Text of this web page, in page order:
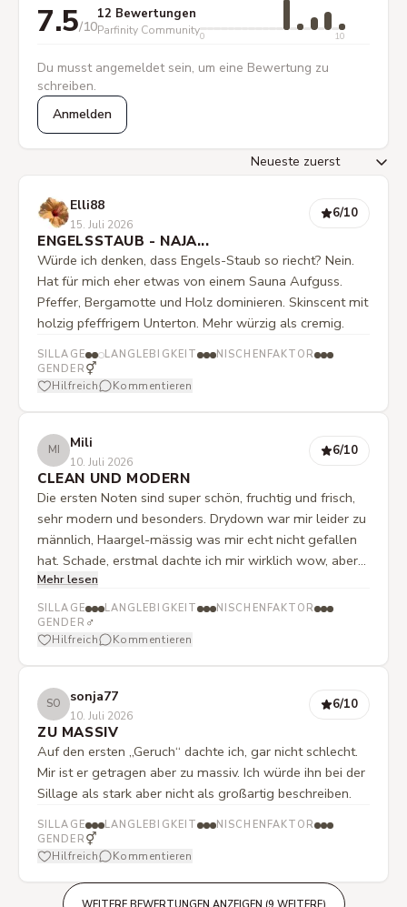
7.5/10
12 Bewertungen
Parfinity Community0 10
Du musst angemeldet sein, um eine Bewertung zu
schreiben.
Anmelden
Elli88
15. Juli 2026
6/10
ENGELSSTAUB - NAJA...
Würde ich denken, dass Engels-Staub so riecht? Nein.
Hat für mich eher etwas von einem Sauna Aufguss.
Pfeffer, Bergamotte und Holz dominieren. Skinscent mit
holzig pfeffrigem Unterton. Mehr würzig als cremig.
SILLAGE LANGLEBIGKEIT
NISCHENFAKTOR
GENDER ⚥
Hilfreich Kommentieren
MI Mili
10. Juli 2026
6/10
CLEAN UND MODERN
Die ersten Noten sind super schön, fruchtig und frisch,
sehr modern und besonders. Drydown war mir leider zu
männlich, Haargel-mässig was mir echt nicht gefallen
hat. Schade, erstmal dachte ich mir wirklich wow, aber
nach ein paar Minuten war das wirklich ganz anderer
Duft. An meinem Partner gefällt mir der Duft aber
schon. Sehr individuell
Mehr lesen
SILLAGE LANGLEBIGKEIT
NISCHENFAKTOR
GENDER ♂
Hilfreich Kommentieren
SO sonja77
10. Juli 2026
6/10
ZU MASSIV
Auf den ersten „Geruch“ dachte ich, gar nicht schlecht.
Mir ist er getragen aber zu massiv. Ich würde ihn bei der
Sillage als stark aber nicht als großartig beschreiben.
SILLAGE LANGLEBIGKEIT
NISCHENFAKTOR
GENDER ⚥
Hilfreich Kommentieren
WEITERE BEWERTUNGEN ANZEIGEN (9 WEITERE)